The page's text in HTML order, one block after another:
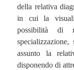
della relativa
in cui la
possibilità di
assunto la
disponendo di